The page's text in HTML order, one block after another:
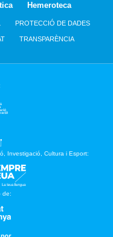
Hemeroteca
PROTECCIÓ DE DADES
TRANSPARÈNCIA
Investigació, Cultura i Esport:
de: